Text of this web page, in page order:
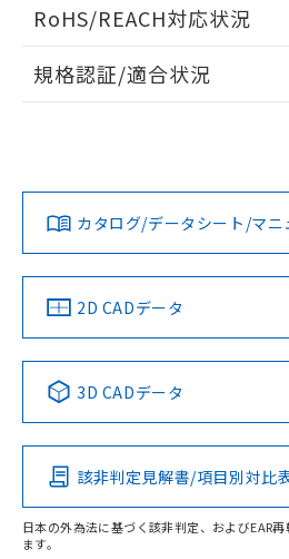
ドすることができます。
ログイン/会員
ダウンロードデータをご利用いた
みください。
ソフトウェアの使用条件
RoHS/REACH対応状況
EU RoHS 注意事項・凡例
対応済み
中国 RoHS 注意事項・凡例
Pb Hg
O
規格認証/適合状況
カタログ/データシート/マニ
2D CADデータ
3D CADデータ
該非判定見解書/項目別対比
日本の外為法に基づく該非判定、およびEAR
ます。